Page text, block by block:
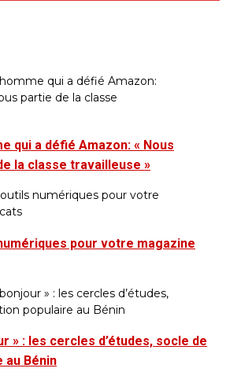
qui a défié Amazon: « Nous
la classe travailleuse »
pour votre magazine
» : les cercles d’études, socle de
au Bénin